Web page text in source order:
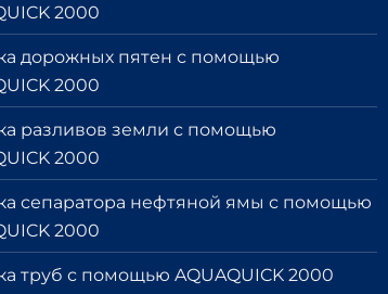
2000
дорожных пятен с помощью
2000
разливов земли с помощью
2000
сепаратора нефтяной ямы с помощью
2000
труб с помощью AQUAQUICK 2000